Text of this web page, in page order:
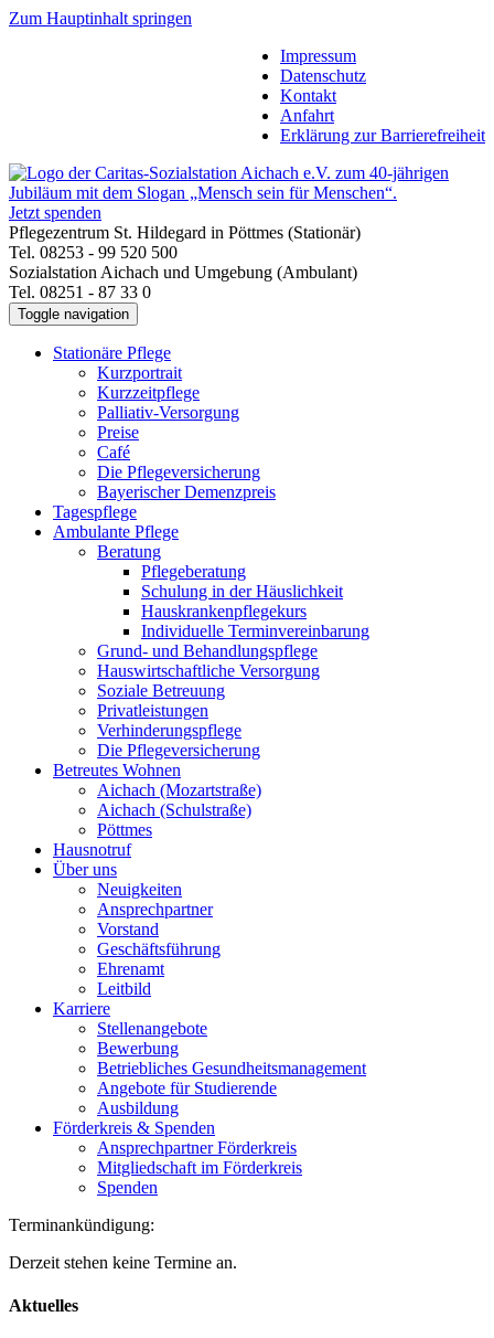
Zum Hauptinhalt springen
Impressum
Datenschutz
Kontakt
Anfahrt
Erklärung zur Barrierefreiheit
Jetzt spenden
Pflegezentrum St. Hildegard in Pöttmes (Stationär)
Tel. 08253 - 99 520 500
Sozialstation Aichach und Umgebung (Ambulant)
Tel. 08251 - 87 33 0
Toggle navigation
Stationäre Pflege
Kurzportrait
Kurzzeitpflege
Palliativ-Versorgung
Preise
Café
Die Pflegeversicherung
Bayerischer Demenzpreis
Tagespflege
Ambulante Pflege
Beratung
Pflegeberatung
Schulung in der Häuslichkeit
Hauskrankenpflegekurs
Individuelle Terminvereinbarung
Grund- und Behandlungspflege
Hauswirtschaftliche Versorgung
Soziale Betreuung
Privatleistungen
Verhinderungspflege
Die Pflegeversicherung
Betreutes Wohnen
Aichach (Mozartstraße)
Aichach (Schulstraße)
Pöttmes
Hausnotruf
Über uns
Neuigkeiten
Ansprechpartner
Vorstand
Geschäftsführung
Ehrenamt
Leitbild
Karriere
Stellenangebote
Bewerbung
Betriebliches Gesundheitsmanagement
Angebote für Studierende
Ausbildung
Förderkreis & Spenden
Ansprechpartner Förderkreis
Mitgliedschaft im Förderkreis
Spenden
Terminankündigung:
Derzeit stehen keine Termine an.
Aktuelles